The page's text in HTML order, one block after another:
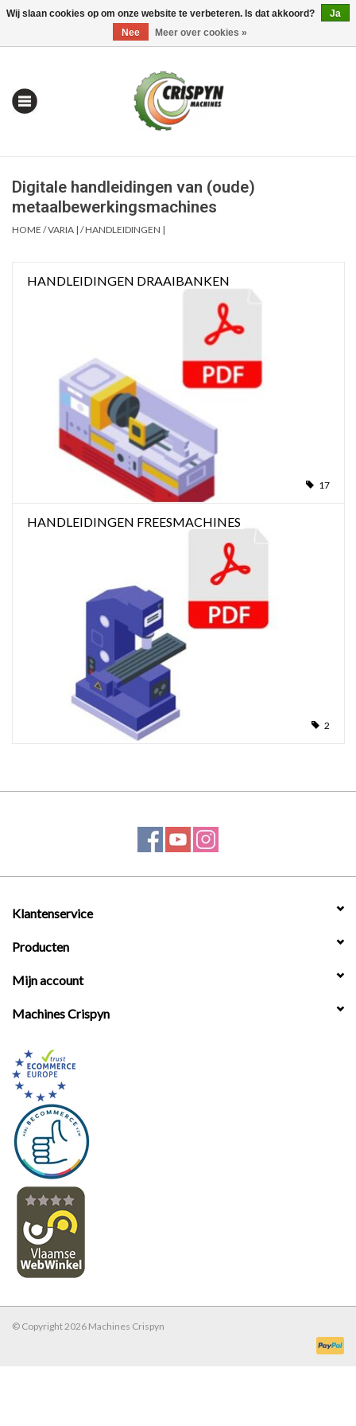
0 Artikelen - €0,00 Mijn account / Registreren
Alles om te Frezen |
Alles om te Draaien |
Alles om te Lassen |
Verspaanbaar materiaal |
Machines |
Oliën & Smeermiddelen |
Digitale handleidingen van (oude)
metaalbewerkingsmachines
HOME /VARIA | /HANDLEIDINGEN |
HANDLEIDINGEN DRAAIBANKEN
17
HANDLEIDINGEN FREESMACHINES
2
Klantenservice
Producten
Mijn account
Machines Crispyn
© Copyright 2026 Machines Crispyn
Wij slaan cookies op om onze website te verbeteren. Is dat akkoord?
Ja
Nee
Meer over cookies »